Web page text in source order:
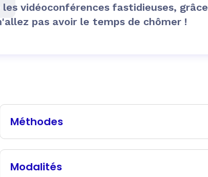
vidéoconférences fastidieuses, grâce
pas avoir le temps de chômer !
Méthodes
Modalités